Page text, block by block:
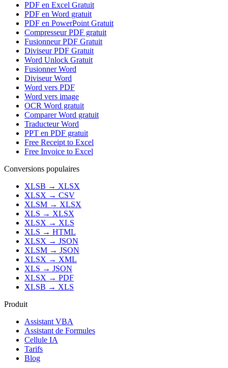
PDF en Excel Gratuit
PDF en Word gratuit
PDF en PowerPoint Gratuit
Compresseur PDF gratuit
Fusionneur PDF Gratuit
Diviseur PDF Gratuit
Word Unlock Gratuit
Fusionner Word
Diviseur Word
Word vers PDF
Word vers image
OCR Word gratuit
Comparer Word gratuit
Traducteur Word
PPT en PDF gratuit
Free Receipt to Excel
Free Invoice to Excel
Conversions populaires
XLSB → XLSX
XLSX → CSV
XLSM → XLSX
XLS → XLSX
XLSX → XLS
XLS → HTML
XLSX → JSON
XLSM → JSON
XLSX → XML
XLS → JSON
XLSX → PDF
XLSB → XLS
Produit
Assistant VBA
Assistant de Formules
Cellule IA
Tarifs
Blog